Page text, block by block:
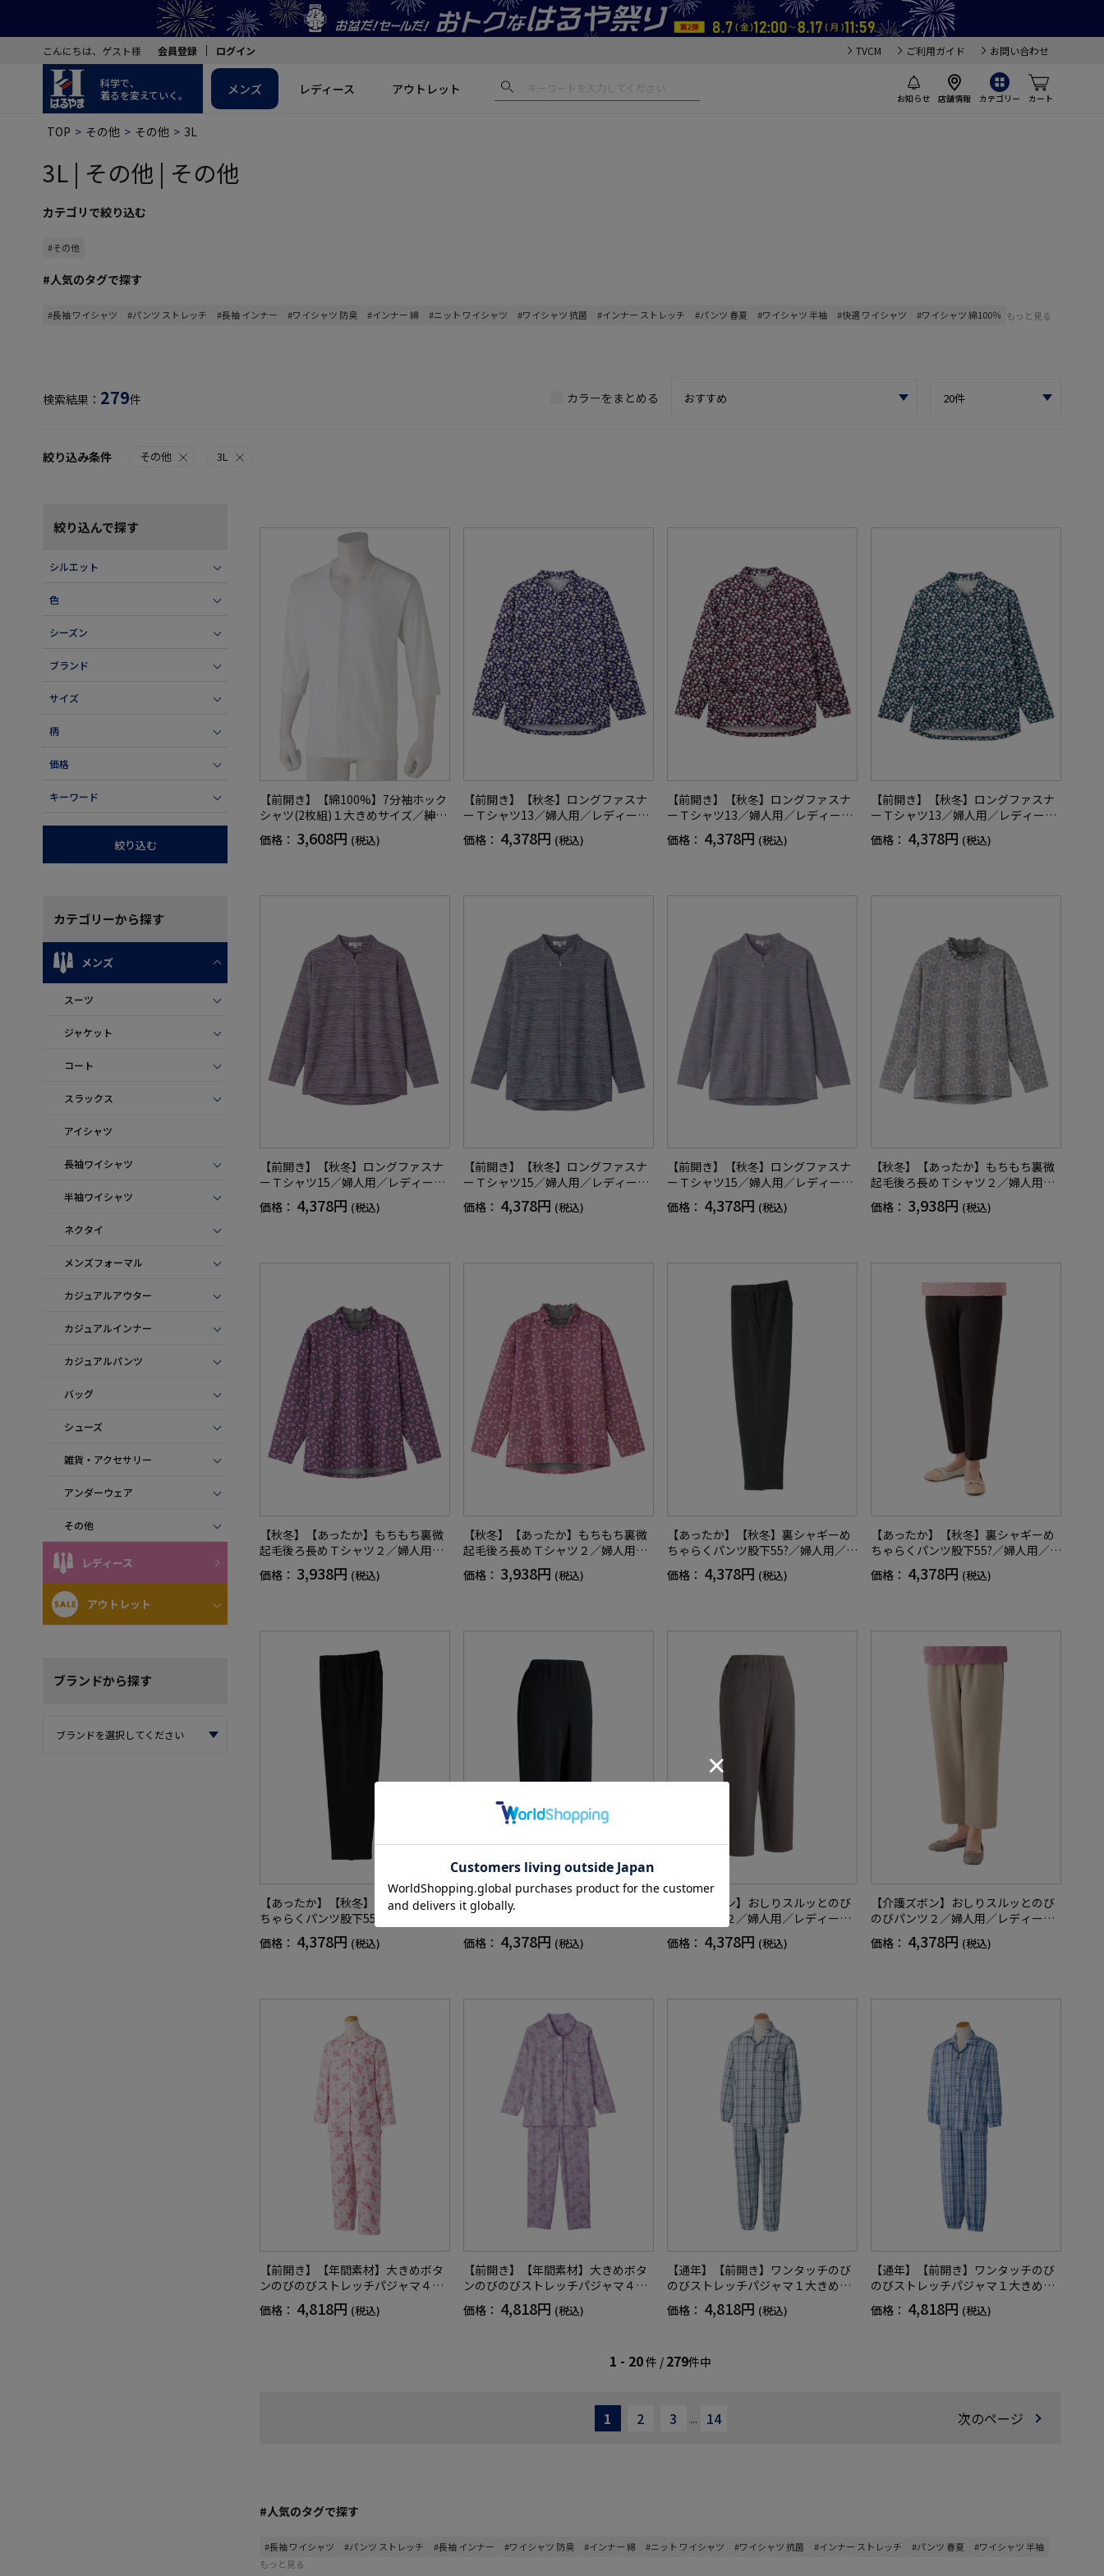
こんにちは、ゲスト様 会員登録 ログイン TVCM ご利用ガイド お問い合わせ
科学で、
着るを変えていく。
お知らせ 店舗情報 カテゴリー カート
メンズ レディース アウトレット
TOP その他 その他 3L
3L | その他 | その他
カテゴリで絞り込む
#その他
#人気のタグで探す
#長袖 ワイシャツ #パンツ ストレッチ #長袖 インナー #ワイシャツ 防臭 #インナー 綿 #ニット ワイシャツ #ワイシャツ 抗菌 #インナー ストレッチ #パンツ 春夏 #ワイシャツ 半袖 #快適 ワイシャツ #ワイシャツ 綿100％ もっと見る
検索結果： 279件 カラーをまとめる
絞り込み条件 その他 3L
絞り込んで探す
シルエット
色
シーズン
ブランド
サイズ
柄
価格
キーワード
絞り込む
カテゴリーから探す
メンズ
スーツ
ジャケット
コート
スラックス
アイシャツ
長袖ワイシャツ
半袖ワイシャツ
ネクタイ
メンズフォーマル
カジュアルアウター
カジュアルインナー
カジュアルパンツ
バッグ
シューズ
雑貨・アクセサリー
アンダーウェア
その他
レディース
アウトレット
ブランドから探す
【前開き】【綿100%】7分袖ホック
シャツ(2枚組)１大きめサイズ／紳士
用／メンズ／高齢者／シニア／抗菌
防臭／腰曲がり／後ろ長め／ラグラ
【CF】
価格： 3,608円 (税込)
【前開き】【秋冬】ロングファスナ
ーＴシャツ13／婦人用／レディース
／高齢者／シニア／ゆったり／のび
のび／洗濯機OK／後ろ長め／名前記
価格： 4,378円 (税込)
【前開き】【秋冬】ロングファスナ
ーＴシャツ13／婦人用／レディース
／高齢者／シニア／ゆったり／のび
のび／洗濯機OK／後ろ長め／名前記
価格： 4,378円 (税込)
【前開き】【秋冬】ロングファスナ
ーＴシャツ13／婦人用／レディース
／高齢者／シニア／ゆったり／のび
のび／洗濯機OK／後ろ長め／名前記
価格： 4,378円 (税込)
【前開き】【秋冬】ロングファスナ
ーＴシャツ15／婦人用／レディース
／高齢者／シニア／名前記入欄付／
前ポケット／洗濯機OL／ギフト／プ
価格： 4,378円 (税込)
【前開き】【秋冬】ロングファスナ
ーＴシャツ15／婦人用／レディース
／高齢者／シニア／名前記入欄付／
前ポケット／洗濯機OL／ギフト／プ
価格： 4,378円 (税込)
【前開き】【秋冬】ロングファスナ
ーＴシャツ15／婦人用／レディース
／高齢者／シニア／名前記入欄付／
前ポケット／洗濯機OL／ギフト／プ
価格： 4,378円 (税込)
【秋冬】【あったか】もちもち裏微
起毛後ろ長めＴシャツ２／婦人用／
レディース／高齢者／シニア／名前
記入欄付／洗濯機OK／乾燥機OK
価格： 3,938円 (税込)
【秋冬】【あったか】もちもち裏微
起毛後ろ長めＴシャツ２／婦人用／
レディース／高齢者／シニア／名前
記入欄付／洗濯機OK／乾燥機OK
価格： 3,938円 (税込)
【秋冬】【あったか】もちもち裏微
起毛後ろ長めＴシャツ２／婦人用／
レディース／高齢者／シニア／名前
記入欄付／洗濯機OK／乾燥機OK
価格： 3,938円 (税込)
【あったか】【秋冬】裏シャギーめ
ちゃらくパンツ股下55?／婦人用／レ
ディース／高齢者／シニア／名前記
入欄付／両脇ポケット／ゴムの取り
価格： 4,378円 (税込)
【あったか】【秋冬】裏シャギーめ
ちゃらくパンツ股下55?／婦人用／レ
ディース／高齢者／シニア／名前記
入欄付／両脇ポケット／ゴムの取り
価格： 4,378円 (税込)
【あったか】【秋冬】裏シャギーめ
ちゃらくパンツ股下55?／婦人用／レ
ディース／高齢者／シニア／名前記
入欄付／両脇ポケット／ゴムの取り
価格： 4,378円 (税込)
【介護ズボン】おしりスルッとのび
のびパンツ２／婦人用／レディース
／高齢者／シニア／名前記入欄付／
両脇ポケット／ゴムの取り換え可能
価格： 4,378円 (税込)
【介護ズボン】おしりスルッとのび
のびパンツ２／婦人用／レディース
／高齢者／シニア／名前記入欄付／
両脇ポケット／ゴムの取り換え可能
価格： 4,378円 (税込)
【介護ズボン】おしりスルッとのび
のびパンツ２／婦人用／レディース
／高齢者／シニア／名前記入欄付／
両脇ポケット／ゴムの取り換え可能
価格： 4,378円 (税込)
【前開き】【年間素材】大きめボタ
ンのびのびストレッチパジャマ４大
きめサイズ／レディース／婦人用／
高齢者／シニア／後ろ長め／名前記
価格： 4,818円 (税込)
【前開き】【年間素材】大きめボタ
ンのびのびストレッチパジャマ４大
きめサイズ／レディース／婦人用／
高齢者／シニア／後ろ長め／名前記
価格： 4,818円 (税込)
【通年】【前開き】ワンタッチのび
のびストレッチパジャマ１大きめサ
イズ／紳士用／メンズ／高齢者／シ
ニア／脱ぎ着しやすい／名前記入欄
価格： 4,818円 (税込)
【通年】【前開き】ワンタッチのび
のびストレッチパジャマ１大きめサ
イズ／紳士用／メンズ／高齢者／シ
ニア／脱ぎ着しやすい／名前記入欄
価格： 4,818円 (税込)
1 - 20件 / 279件中
1 2 3 ... 14 次のページ
#人気のタグで探す
#長袖 ワイシャツ #パンツ ストレッチ #長袖 インナー #ワイシャツ 防臭 #インナー 綿 #ニット ワイシャツ #ワイシャツ 抗菌 #インナー ストレッチ #パンツ 春夏
#ワイシャツ 半袖
もっと見る